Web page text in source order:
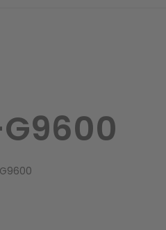
G9600